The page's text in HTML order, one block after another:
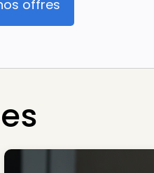
nos offres
offres